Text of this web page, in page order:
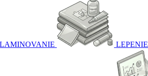
LAMINOVANIE LEPENIE